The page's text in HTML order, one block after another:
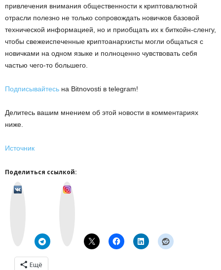
привлечения внимания общественности к криптовалютной
отрасли полезно не только сопровождать новичков базовой
технической информацией, но и приобщать их к биткойн-сленгу,
чтобы свежеиспеченные криптоанархисты могли общаться с
новичками на одном языке и полноценно чувствовать себя
частью чего-то большего.
Подписывайтесь на Bitnovosti в telegram!
Делитесь вашим мнением об этой новости в комментариях
ниже.
Источник
Поделиться ссылкой:
Ещё